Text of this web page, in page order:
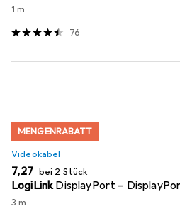
1 m
76
MENGENRABATT
Videokabel
EUR
7,27 bei 2 Stück
LogiLinkDisplayPort –
3 m